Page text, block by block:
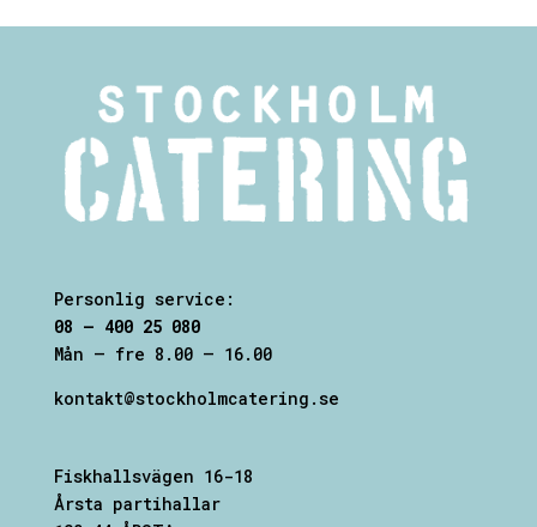
Personlig service:
08 – 400 25 080
Mån – fre 8.00 – 16.00
kontakt@stockholmcatering.se
Fiskhallsvägen 16-18
Årsta partihallar